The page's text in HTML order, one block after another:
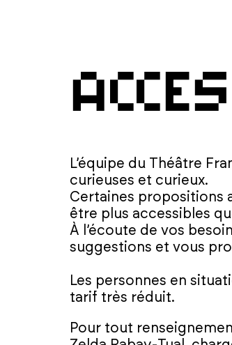
L’équipe du Théâtre
curieuses et curieux.
Certaines propositions
être plus accessibles
À l’écoute de vos
suggestions et vous
Les personnes en
tarif très réduit.
Pour tout